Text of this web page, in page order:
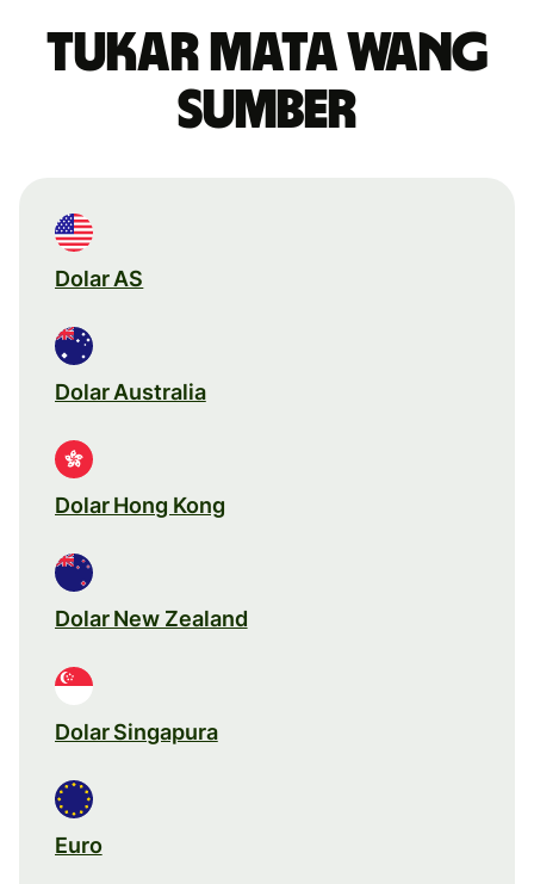
Tukar mata wang
sumber
Dolar AS
Dolar Australia
Dolar Hong Kong
Dolar New Zealand
Dolar Singapura
Euro